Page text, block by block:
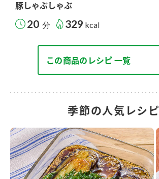
豚しゃぶしゃぶ
20 分 329 kcal
この商品のレシピ 一覧
季節の人気レシピ